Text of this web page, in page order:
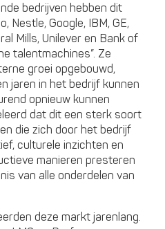
bedrijven hebben dit
Nestle, Google, IBM, GE,
Mills, Unilever en Bank of
talentmachines”. Ze
groei opgebouwd,
jaren in het bedrijf kunnen
opnieuw kunnen
dat dit een sterk soort
die zich door het bedrijf
culturele inzichten en
manieren presteren
van alle onderdelen van
deze markt jarenlang.